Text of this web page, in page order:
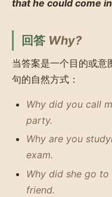
that he could come in
回答 Why?
当答案是一个目的或意
句的自然方式：
Why did you call
party.
Why are you
exam.
Why did she go
friend.